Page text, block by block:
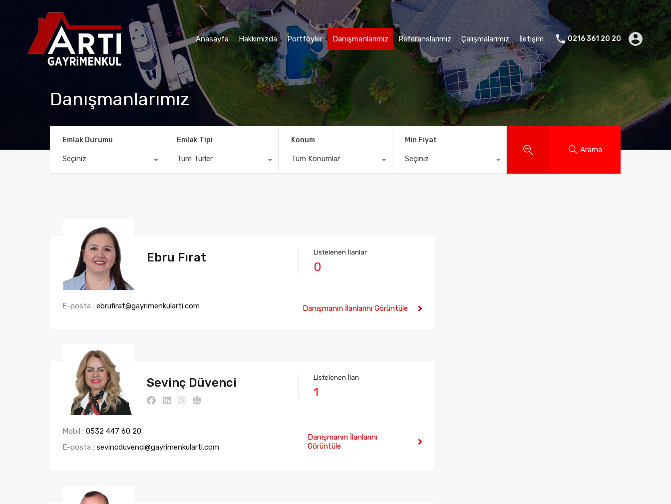
Anasayfa Hakkımızda Portföyler Danışmanlarımız Referanslarımız Çalışmalarımız İletişim 0216 361 20 20
Danışmanlarımız
Emlak Durumu
Seçiniz
Emlak Tipi
Tüm Türler
Konum
Tüm Konumlar
Min Fiyat
Seçiniz
Arama
Ebru Fırat Listelenen İlanlar
0
E-posta : ebrufirat@gayrimenkularti.com Danışmanın İlanlarını Görüntüle
Sevinç Düvenci Listelenen İlan
1
Mobil : 0532 447 60 20
E-posta : sevincduvenci@gayrimenkularti.com
Danışmanın İlanlarını
Görüntüle